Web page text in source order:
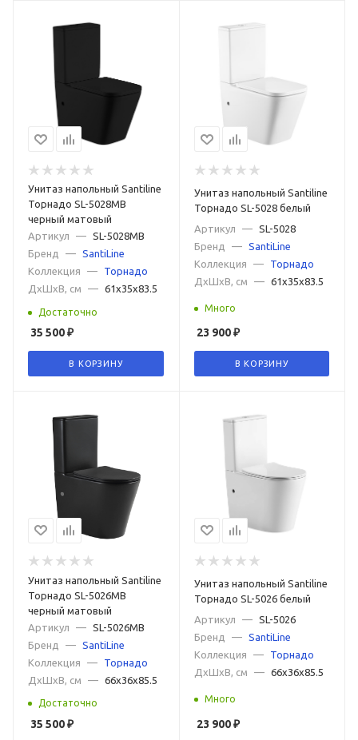
Унитаз напольный Santiline
Торнадо SL-5028MB
черный матовый
Артикул
— SL-5028MB
Бренд
— SantiLine
Коллекция
—
Торнадо
ДxШxВ, см
— 61x35x83.5
Достаточно
35 500₽
В КОРЗИНУ
Унитаз напольный Santiline
Торнадо SL-5028 белый
Артикул
—
SL-5028
Бренд
—
SantiLine
Коллекция
—
Торнадо
ДxШxВ, см
— 61x35x83.5
Много
23 900₽
В КОРЗИНУ
Унитаз напольный Santiline
Торнадо SL-5026MB
черный матовый
Артикул
— SL-5026MB
Бренд
— SantiLine
Коллекция
—
Торнадо
ДxШxВ, см
— 66x36x85.5
Достаточно
35 500₽
Унитаз напольный Santiline
Торнадо SL-5026 белый
Артикул
—
SL-5026
Бренд
—
SantiLine
Коллекция
—
Торнадо
ДxШxВ, см
— 66x36x85.5
Много
23 900₽